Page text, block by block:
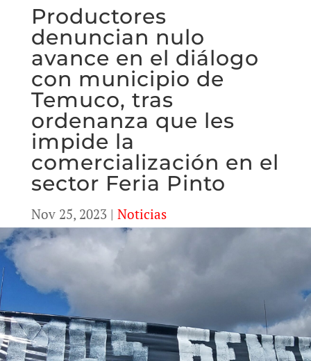
Productores
denuncian nulo
avance en el diálogo
con municipio de
Temuco, tras
ordenanza que les
impide la
comercialización en el
sector Feria Pinto
Nov 25, 2023| Noticias